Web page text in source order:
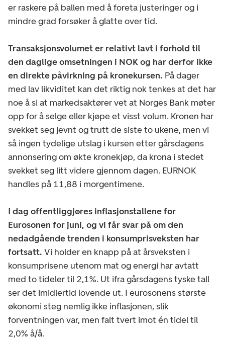
er raskere på ballen med å foreta justeringer og i
mindre grad forsøker å glatte over tid.
Transaksjonsvolumet er relativt lavt i forhold til
den daglige omsetningen i NOK og har derfor ikke
en direkte påvirkning på kronekursen. På dager
med lav likviditet kan det riktig nok tenkes at det har
noe å si at markedsaktører vet at Norges Bank møter
opp for å selge eller kjøpe et visst volum. Kronen har
svekket seg jevnt og trutt de siste to ukene, men vi
så ingen tydelige utslag i kursen etter gårsdagens
annonsering om økte kronekjøp, da krona i stedet
svekket seg litt videre gjennom dagen. EURNOK
handles på 11,88 i morgentimene.
I dag offentliggjøres inflasjonstallene for
Eurosonen for juni, og vi får svar på om den
nedadgående trenden i konsumprisveksten har
fortsatt. Vi holder en knapp på at årsveksten i
konsumprisene utenom mat og energi har avtatt
med to tideler til 2,1%. Ut ifra gårsdagens tyske tall
ser det imidlertid lovende ut. I eurosonens største
økonomi steg nemlig ikke inflasjonen, slik
forventningen var, men falt tvert imot én tidel til
2,0% å/å.